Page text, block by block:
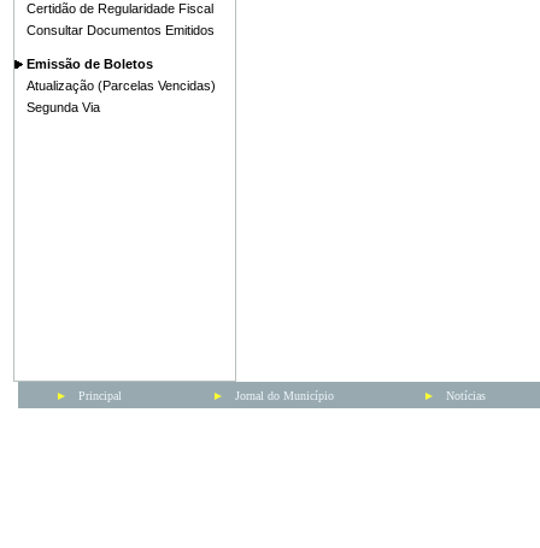
Certidão de Regularidade Fiscal
Consultar Documentos Emitidos
Emissão de Boletos
Atualização (Parcelas Vencidas)
Segunda Via
► Principal ► Jornal do Município ► Notícias